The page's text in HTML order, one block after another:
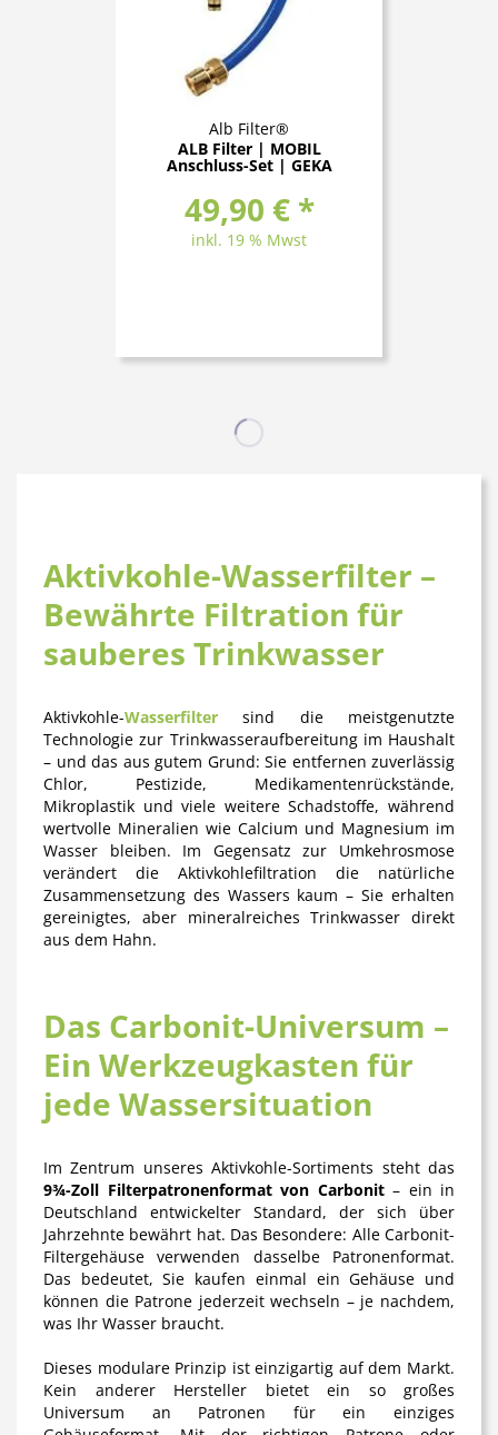
Alb Filter®
ALB Filter | MOBIL
Anschluss-Set | GEKA
49,90 € *
inkl. 19 % Mwst
Aktivkohle-Wasserfilter –
Bewährte Filtration für
sauberes Trinkwasser
Aktivkohle-Wasserfilter sind die meistgenutzte
Technologie zur Trinkwasseraufbereitung im Haushalt
– und das aus gutem Grund: Sie entfernen zuverlässig
Chlor, Pestizide, Medikamentenrückstände,
Mikroplastik und viele weitere Schadstoffe, während
wertvolle Mineralien wie Calcium und Magnesium im
Wasser bleiben. Im Gegensatz zur Umkehrosmose
verändert die Aktivkohlefiltration die natürliche
Zusammensetzung des Wassers kaum – Sie erhalten
gereinigtes, aber mineralreiches Trinkwasser direkt
aus dem Hahn.
Das Carbonit-Universum –
Ein Werkzeugkasten für
jede Wassersituation
Im Zentrum unseres Aktivkohle-Sortiments steht das
9¾-Zoll Filterpatronenformat von Carbonit– ein in
Deutschland entwickelter Standard, der sich über
Jahrzehnte bewährt hat. Das Besondere: Alle Carbonit-
Filtergehäuse verwenden dasselbe Patronenformat.
Das bedeutet, Sie kaufen einmal ein Gehäuse und
können die Patrone jederzeit wechseln – je nachdem,
was Ihr Wasser braucht.
Dieses modulare Prinzip ist einzigartig auf dem Markt.
Kein anderer Hersteller bietet ein so großes
Universum an Patronen für ein einziges